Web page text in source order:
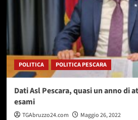
POLITICA POLITICA PESCARA
Dati Asl Pescara, quasi un anno di
esami
TGAbruzzo24.com
Maggio 26, 2022